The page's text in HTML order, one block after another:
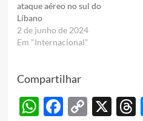
ataque aéreo no sul do
Líbano
2 de junho de 2024
Em "Internacional"
Compartilhar
WhatsApp
Copy
X